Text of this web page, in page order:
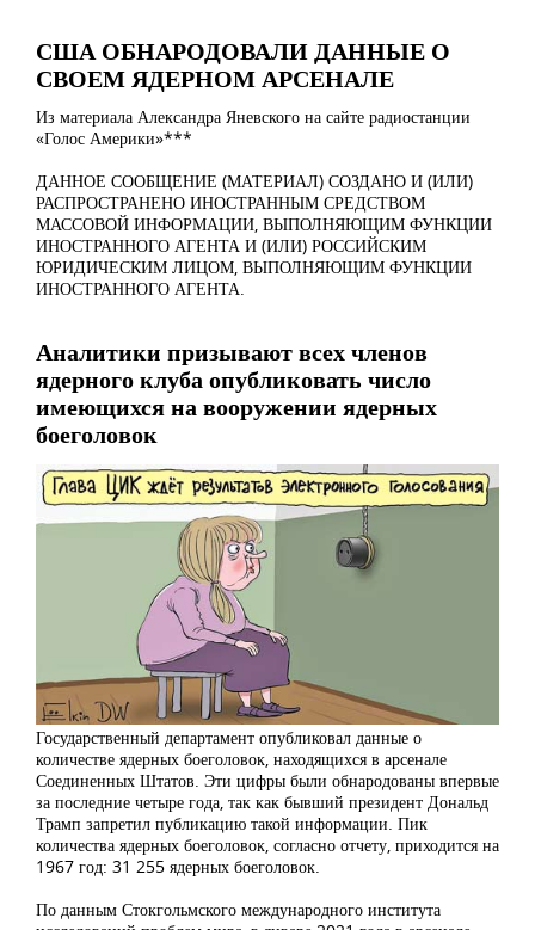
США ОБНАРОДОВАЛИ ДАННЫЕ О
СВОЕМ ЯДЕРНОМ АРСЕНАЛЕ
Из материала Александра Яневского на сайте радиостанции
«Голос Америки»***
ДАННОЕ СООБЩЕНИЕ (МАТЕРИАЛ) СОЗДАНО И (ИЛИ)
РАСПРОСТРАНЕНО ИНОСТРАННЫМ СРЕДСТВОМ
МАССОВОЙ ИНФОРМАЦИИ, ВЫПОЛНЯЮЩИМ ФУНКЦИИ
ИНОСТРАННОГО АГЕНТА И (ИЛИ) РОССИЙСКИМ
ЮРИДИЧЕСКИМ ЛИЦОМ, ВЫПОЛНЯЮЩИМ ФУНКЦИИ
ИНОСТРАННОГО АГЕНТА.
Аналитики призывают всех членов
ядерного клуба опубликовать число
имеющихся на вооружении ядерных
боеголовок
Государственный департамент опубликовал данные о
количестве ядерных боеголовок, находящихся в арсенале
Соединенных Штатов. Эти цифры были обнародованы впервые
за последние четыре года, так как бывший президент Дональд
Трамп запретил публикацию такой информации. Пик
количества ядерных боеголовок, согласно отчету, приходится на
1967 год: 31 255 ядерных боеголовок.
По данным Стокгольмского международного института